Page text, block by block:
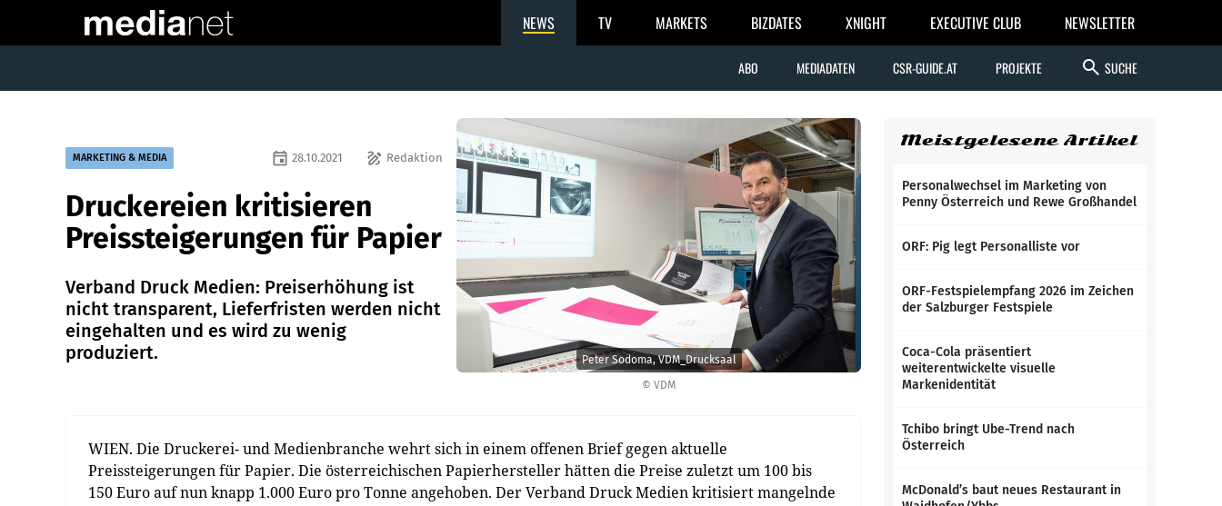
NEWS TV MARKETS BIZDATES XNIGHT EXECUTIVE CLUB NEWSLETTER
ABO MEDIADATEN CSR-GUIDE.AT PROJEKTE search SUCHE
© VDM
Peter Sodoma, VDM_Drucksaal
MARKETING & MEDIA draw Redaktion
event 28.10.2021
Druckereien kritisieren
Preissteigerungen für Papier
Verband Druck Medien: Preiserhöhung ist
nicht transparent, Lieferfristen werden nicht
eingehalten und es wird zu wenig
produziert.
WIEN. Die Druckerei- und Medienbranche wehrt sich in einem offenen Brief gegen aktuelle
Preissteigerungen für Papier. Die österreichischen Papierhersteller hätten die Preise zuletzt um 100 bis
150 Euro auf nun knapp 1.000 Euro pro Tonne angehoben. Der Verband Druck Medien kritisiert mangelnde
Meistgelesene Artikel
Personalwechsel im Marketing von
Penny Österreich und Rewe Großhandel
ORF: Pig legt Personalliste vor
ORF-Festspielempfang 2026 im Zeichen
der Salzburger Festspiele
Coca-Cola präsentiert
weiterentwickelte visuelle
Markenidentität
Tchibo bringt Ube-Trend nach
Österreich
McDonald’s baut neues Restaurant in